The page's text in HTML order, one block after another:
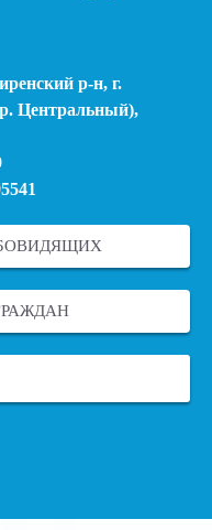
р-н, г.
Центральный),